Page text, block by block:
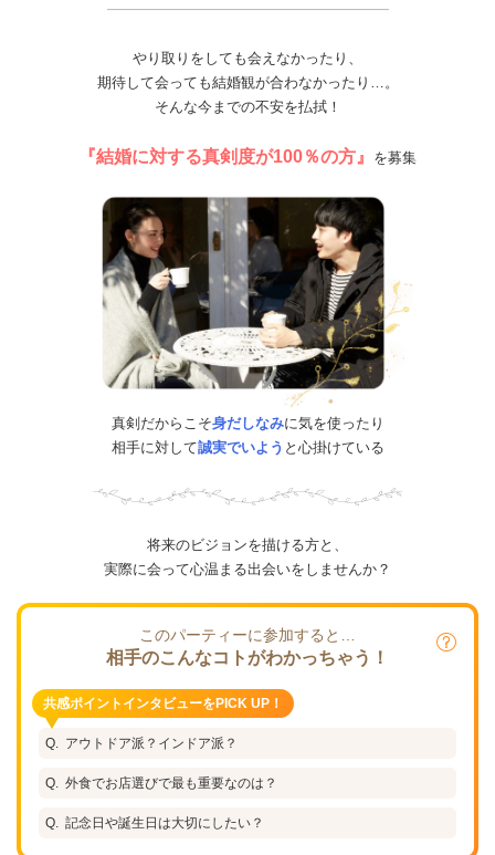
やり取りをしても会えなかったり、
期待して会っても結婚観が合わなかったり…。
そんな今までの不安を払拭！
『結婚に対する真剣度が100％の方』 を募集
真剣だからこそ身だしなみに気を使ったり
相手に対して誠実でいよう と心掛けている
将来のビジョンを描ける方と、
実際に会って心温まる出会いをしませんか？
このパーティーに参加すると…
相手のこんなコトがわかっちゃう！
共感ポイントインタビューをPICK UP！
アウトドア派？インドア派？
外食でお店選びで最も重要なのは？
記念日や誕生日は大切にしたい？